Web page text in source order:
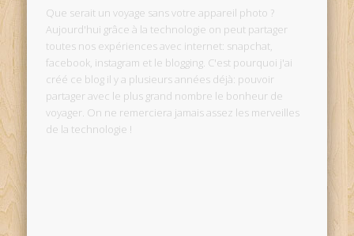
Que serait un voyage sans votre appareil photo ?
Aujourd'hui grâce à la technologie on peut partager
toutes nos expériences avec internet: snapchat,
facebook, instagram et le blogging. C'est pourquoi j'ai
créé ce blog il y a plusieurs années déjà: pouvoir
partager avec le plus grand nombre le bonheur de
voyager. On ne remerciera jamais assez les merveilles
de la technologie !